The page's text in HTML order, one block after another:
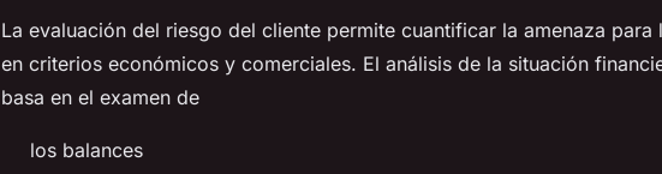
La evaluación del riesgo del cliente permite cuantificar la amenaza para
en criterios económicos y comerciales. El análisis de la situación
basa en el examen de
los balances